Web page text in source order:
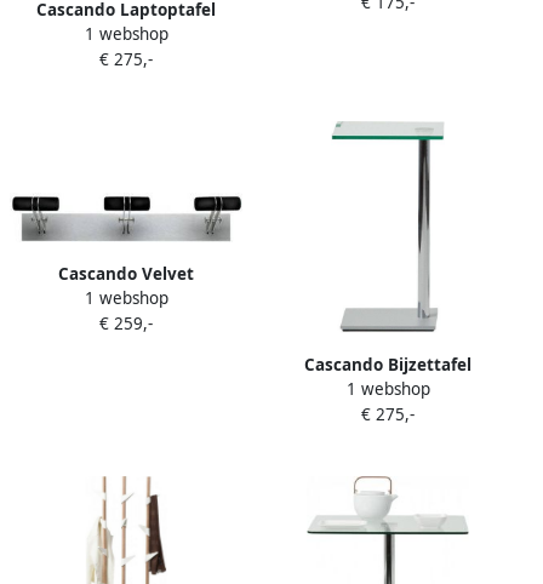
Cascando Laptoptafel
Exxentrique Vierkant 50 cm
hoog
1 webshop
€ 275,-
Cascando Velvet
Wandgarderobe in 3
kleuren
1 webshop
€ 259,-
Cascando Bijzettafel
Exxentrique Vierkant 50 cm
1 webshop
€ 275,-